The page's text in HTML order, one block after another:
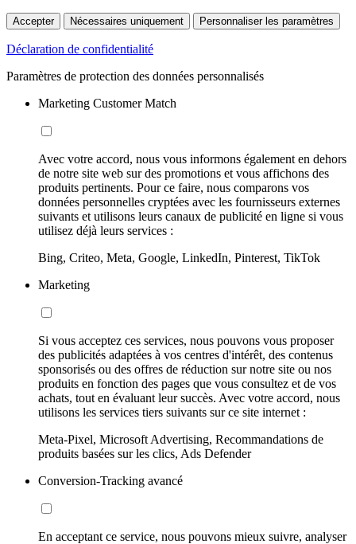
Accepter Nécessaires uniquement Personnaliser les paramètres
Déclaration de confidentialité
Paramètres de protection des données personnalisés
Marketing Customer Match
Avec votre accord, nous vous informons également en dehors
de notre site web sur des promotions et vous affichons des
produits pertinents. Pour ce faire, nous comparons vos
données personnelles cryptées avec les fournisseurs externes
suivants et utilisons leurs canaux de publicité en ligne si vous
utilisez déjà leurs services :
Bing, Criteo, Meta, Google, LinkedIn, Pinterest, TikTok
Marketing
Si vous acceptez ces services, nous pouvons vous proposer
des publicités adaptées à vos centres d'intérêt, des contenus
sponsorisés ou des offres de réduction sur notre site ou nos
produits en fonction des pages que vous consultez et de vos
achats, tout en évaluant leur succès. Avec votre accord, nous
utilisons les services tiers suivants sur ce site internet :
Meta-Pixel, Microsoft Advertising, Recommandations de
produits basées sur les clics, Ads Defender
Conversion-Tracking avancé
En acceptant ce service, nous pouvons mieux suivre, analyser